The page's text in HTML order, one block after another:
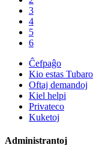
3
4
5
6
Ĉefpaĝo
Kio estas Tubaro
Oftaj demandoj
Kiel helpi
Privateco
Kuketoj
Administrantoj